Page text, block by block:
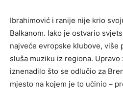
Ibrahimović i ranije nije krio
Balkanom. Iako je ostvario
najveće evropske klubove, više
sluša muziku iz regiona.
iznenadilo što se odlučio za
mjesto na kojem je to učinio –